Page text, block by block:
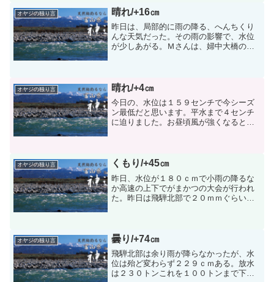
は１６尾でした。又、有沢...
オヤジの独り言 晴れ/+16㎝
昨日は、局部的に雨の降る、へんちくり
んな天気だった。その雨の影響で、水位
が少しあがる。Ｍさんは、婦中大橋の近
果、此処は７０％がオトリ...
オヤジの独り言 晴れ/+4㎝
今日の、水位は１５９センチで今シーズ
ン最低だと思います。平水まで４センチ
に迫りました。お昼頃風が強くなると思
７ｃｍ～２３ｃｍもあつた...
オヤジの独り言 くもり/+45㎝
昨日、水位が１８０ｃｍで小雨の降るな
か高速の上下でがまかつの大会が行われ
た。昨日は飛騨北部で２０ｍｍぐらい雨
れた。１回戦は７時から１...
オヤジの独り言 曇り/+74㎝
飛騨北部は余り雨が降らなかったが、水
位は殆ど変わらず２２９ｃｍある。放水
は２３０トンこれを１００トンまで下げ